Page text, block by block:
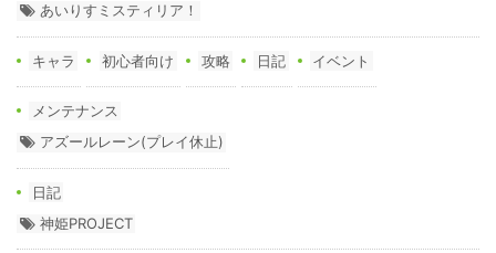
あいりすミスティリア！
キャラ 初心者向け 攻略 日記 イベント
メンテナンス
アズールレーン(プレイ休止)
日記
神姫PROJECT